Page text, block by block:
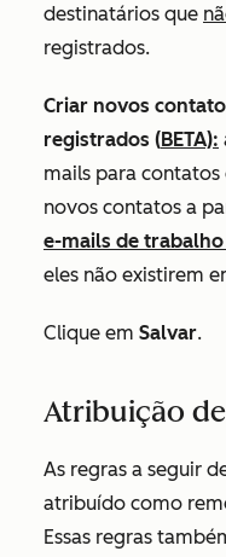
destinatários que
registrados.
Criar novos
registrados (BETA):
mails para
novos contatos a
e-mails de
eles não existirem
Clique em Salvar.
Atribuição
As regras a seguir
atribuído como
Essas regras